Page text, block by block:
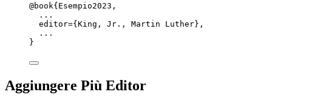
@book{Esempio2023,
...
editor={ King, Jr., Martin Luther } ,
...
}
Aggiungere Più Editor